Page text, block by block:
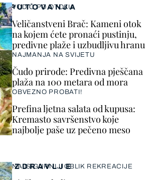
ZDRAVLJE
NAJSIGURNIJI OBLIK REKREACIJE
PUTOVANJA
VODIČ PO OTOKU
Veličanstveni Brač: Kameni otok
na kojem ćete pronaći pustinju,
predivne plaže i uzbudljivu hranu
NAJMANJA NA SVIJETU
Čudo prirode: Predivna pješčana
plaža na 100 metara od mora
OBVEZNO PROBATI!
Prefina ljetna salata od kupusa:
Kremasto savršenstvo koje
najbolje paše uz pečeno meso